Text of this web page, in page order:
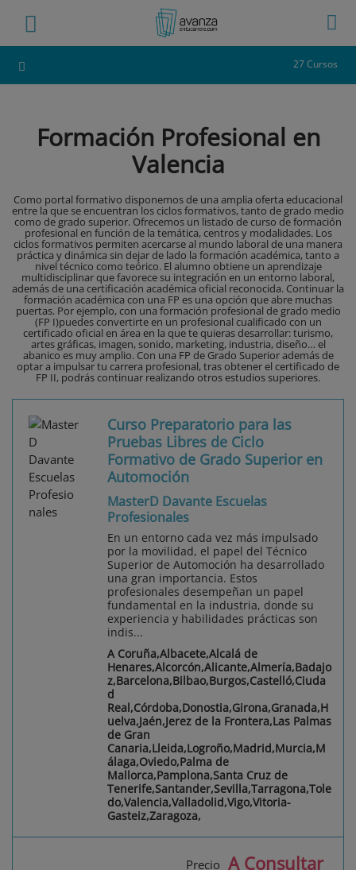
27 Cursos
Formación Profesional en
Valencia
Como portal formativo disponemos de una amplia oferta educacional
entre la que se encuentran los ciclos formativos, tanto de grado medio
como de grado superior. Ofrecemos un listado de curso de formación
profesional en función de la temática, centros y modalidades. Los
ciclos formativos permiten acercarse al mundo laboral de una manera
práctica y dinámica sin dejar de lado la formación académica, tanto a
nivel técnico como teórico. El alumno obtiene un aprendizaje
multidisciplinar que favorece su integración en un entorno laboral,
además de una certificación académica oficial reconocida. Continuar la
formación académica con una FP es una opción que abre muchas
puertas. Por ejemplo, con una formación profesional de grado medio
(FP I)puedes convertirte en un profesional cualificado con un
certificado oficial en área en la que te quieras desarrollar: turismo,
artes gráficas, imagen, sonido, marketing, industria, diseño… el
abanico es muy amplio. Con una FP de Grado Superior además de
optar a impulsar tu carrera profesional, tras obtener el certificado de
FP II, podrás continuar realizando otros estudios superiores.
Curso Preparatorio para las
Pruebas Libres de Ciclo
Formativo de Grado Superior en
Automoción
MasterD Davante Escuelas
Profesionales
En un entorno cada vez más impulsado
por la movilidad, el papel del Técnico
Superior de Automoción ha desarrollado
una gran importancia. Estos
profesionales desempeñan un papel
fundamental en la industria, donde su
experiencia y habilidades prácticas son
indis...
A Coruña,Albacete,Alcalá de
Henares,Alcorcón,Alicante,Almería,Badajo
z,Barcelona,Bilbao,Burgos,Castelló,Ciuda
d
Real,Córdoba,Donostia,Girona,Granada,H
uelva,Jaén,Jerez de la Frontera,Las Palmas
de Gran
Canaria,Lleida,Logroño,Madrid,Murcia,M
álaga,Oviedo,Palma de
Mallorca,Pamplona,Santa Cruz de
Tenerife,Santander,Sevilla,Tarragona,Tole
do,Valencia,Valladolid,Vigo,Vitoria-
Gasteiz,Zaragoza,
Precio A Consultar